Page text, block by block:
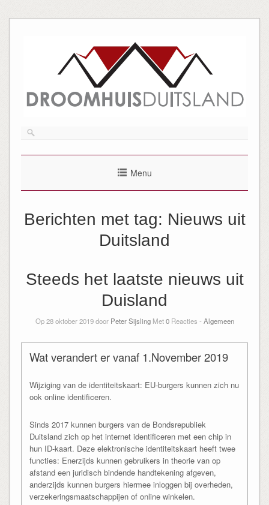
Menu
Berichten met tag: Nieuws uit
Duitsland
Steeds het laatste nieuws uit
Duisland
Op 28 oktober 2019 door Peter SijslingMet0Reacties - Algemeen
Wat verandert er vanaf 1.November 2019
Wijziging van de identiteitskaart: EU-burgers kunnen zich nu
ook online identificeren.
Sinds 2017 kunnen burgers van de Bondsrepubliek
Duitsland zich op het internet identificeren met een chip in
hun ID-kaart. Deze elektronische identiteitskaart heeft twee
functies: Enerzijds kunnen gebruikers in theorie van op
afstand een juridisch bindende handtekening afgeven,
anderzijds kunnen burgers hiermee inloggen bij overheden,
verzekeringsmaatschappijen of online winkelen.